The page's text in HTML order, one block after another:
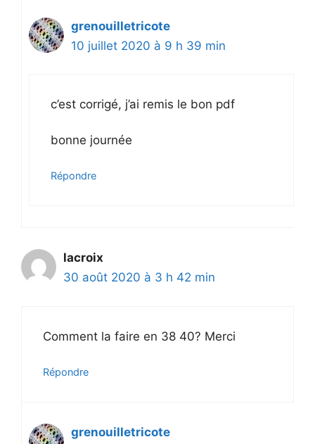
grenouilletricote
10 juillet 2020 à 9 h 39 min
c’est corrigé, j’ai remis le bon pdf
bonne journée
Répondre
lacroix
30 août 2020 à 3 h 42 min
Comment la faire en 38 40? Merci
Répondre
grenouilletricote